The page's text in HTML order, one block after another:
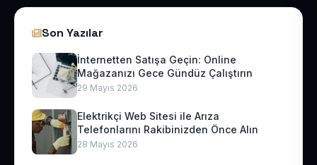
Son Yazılar
İnternetten Satışa Geçin: Online
Mağazanızı Gece Gündüz Çalıştırın
29 Mayıs 2026
Elektrikçi Web Sitesi ile Arıza
Telefonlarını Rakibinizden Önce Alın
28 Mayıs 2026